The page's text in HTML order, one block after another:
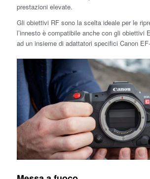
prestazioni elevate.
Gli obiettivi RF sono la scelta ideale per le
l’innesto è compatibile anche con gli obiettivi
ad un insieme di adattatori specifici Canon